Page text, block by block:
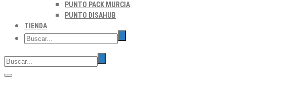
PUNTO PACK MURCIA
PUNTO DISAHUB
TIENDA